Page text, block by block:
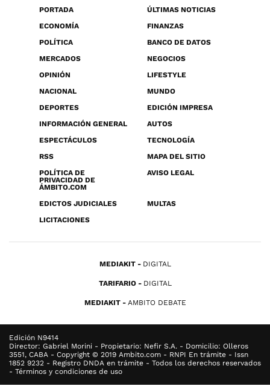
PORTADA
ÚLTIMAS NOTICIAS
ECONOMÍA
FINANZAS
POLÍTICA
BANCO DE DATOS
MERCADOS
NEGOCIOS
OPINIÓN
LIFESTYLE
NACIONAL
MUNDO
DEPORTES
EDICIÓN IMPRESA
INFORMACIÓN GENERAL
AUTOS
ESPECTÁCULOS
TECNOLOGÍA
RSS
MAPA DEL SITIO
POLÍTICA DE
PRIVACIDAD DE
ÁMBITO.COM
AVISO LEGAL
EDICTOS JUDICIALES
MULTAS
LICITACIONES
MEDIAKIT DIGITAL
TARIFARIO DIGITAL
MEDIAKIT AMBITO DEBATE
Edición N9414
Director: Gabriel Morini - Propietario: Nefir S.A. - Domicilio: Olleros
3551, CABA - Copyright © 2019 Ambito.com - RNPI En trámite - Issn
1852 9232 - Registro DNDA en trámite - Todos los derechos reservados
- Términos y condiciones de uso